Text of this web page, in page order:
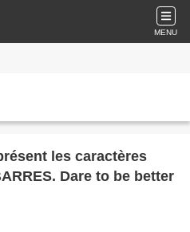
MENU
les caractères
Dare to be better